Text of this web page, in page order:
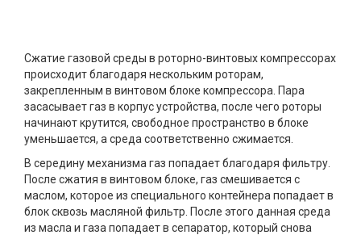
Сжатие газовой среды в роторно-винтовых компрессорах
происходит благодаря нескольким роторам,
закрепленным в винтовом блоке компрессора. Пара
засасывает газ в корпус устройства, после чего роторы
начинают крутится, свободное пространство в блоке
уменьшается, а среда соответственно сжимается.
В середину механизма газ попадает благодаря фильтру.
После сжатия в винтовом блоке, газ смешивается с
маслом, которое из специального контейнера попадает в
блок сквозь масляной фильтр. После этого данная среда
из масла и газа попадает в сепаратор, который снова